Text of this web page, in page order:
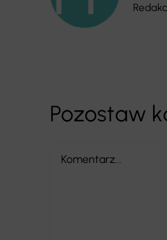
Pozostaw
Comment